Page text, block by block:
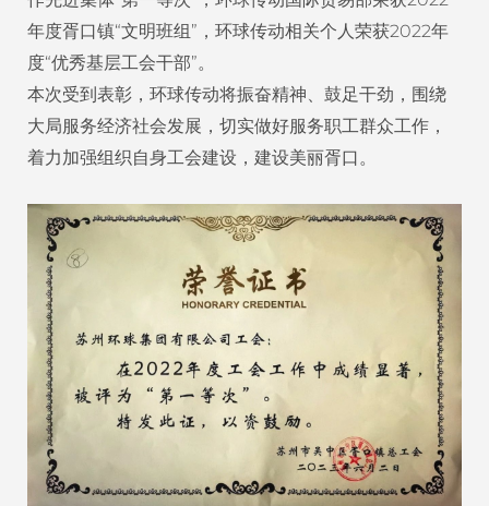
年度胥口镇“文明班组”，环球传动相关个人荣获2022年
度“优秀基层工会干部”。
本次受到表彰，环球传动将振奋精神、鼓足干劲，围绕
大局服务经济社会发展，切实做好服务职工群众工作，
着力加强组织自身工会建设，建设美丽胥口。